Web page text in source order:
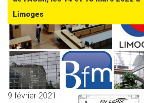
Limoges
9 février 2021